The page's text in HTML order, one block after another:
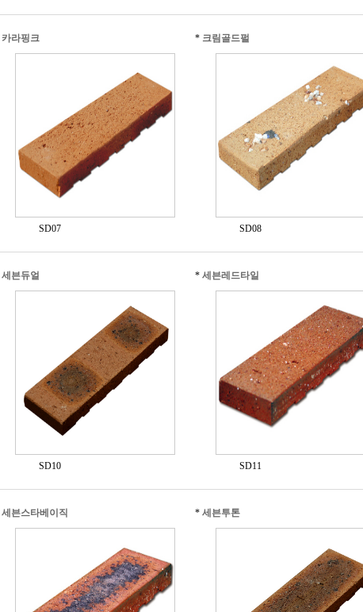
카라핑크
SD07
* 크림골드펄
SD08
세븐듀얼
SD10
* 세븐레드타일
SD11
세븐스타베이직 * 세븐투톤